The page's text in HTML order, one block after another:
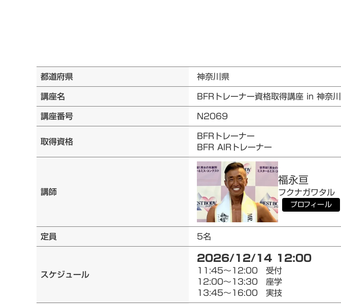
都道府県
神奈川県
講座名
BFRトレーナー資格取得講座 in 神奈川
講座番号
N2069
取得資格
BFRトレーナー
BFR AIRトレーナー
講師
福永亘
フクナガワタル
プロフィール
定員 5名
スケジュール
2026/12/14 12:00
11:45～12:00 受付
12:00～13:30 座学
13:45～16:00 実技